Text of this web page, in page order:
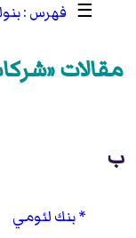
☰
مقالات
ب
بنك لئومي